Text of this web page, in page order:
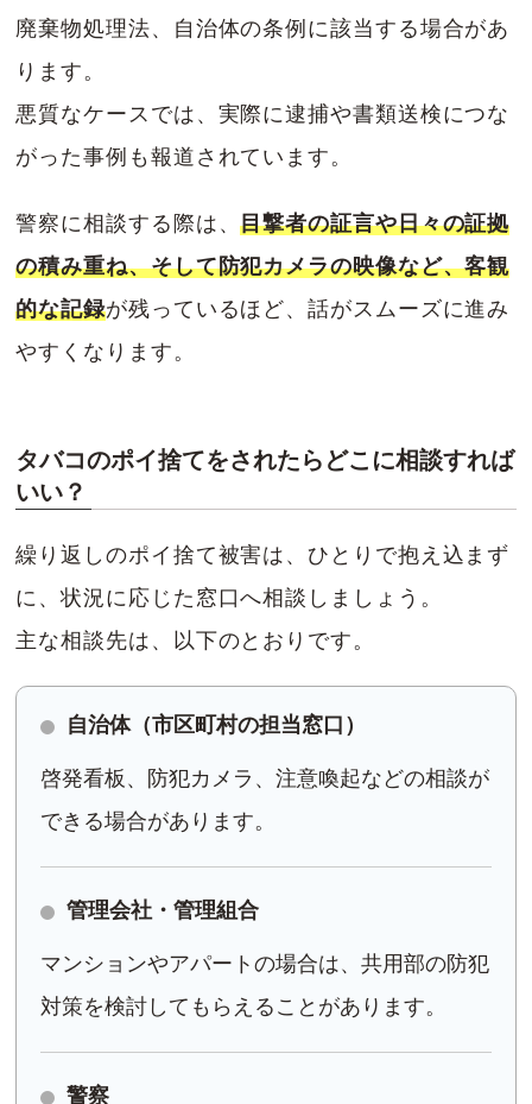
廃棄物処理法、自治体の条例に該当する場合があ
ります。
悪質なケースでは、実際に逮捕や書類送検につな
がった事例も報道されています。
警察に相談する際は、目撃者の証言や日々の証拠
の積み重ね、そして防犯カメラの映像など、客観
的な記録が残っているほど、話がスムーズに進み
やすくなります。
タバコのポイ捨てをされたらどこに相談すれば
いい？
繰り返しのポイ捨て被害は、ひとりで抱え込まず
に、状況に応じた窓口へ相談しましょう。
主な相談先は、以下のとおりです。
自治体（市区町村の担当窓口）
啓発看板、防犯カメラ、注意喚起などの相談が
できる場合があります。
管理会社・管理組合
マンションやアパートの場合は、共用部の防犯
対策を検討してもらえることがあります。
警察